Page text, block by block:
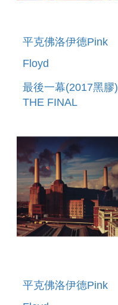
平克佛洛伊德Pink
Floyd
最後一幕(2017黑膠)
THE FINAL
平克佛洛伊德Pink